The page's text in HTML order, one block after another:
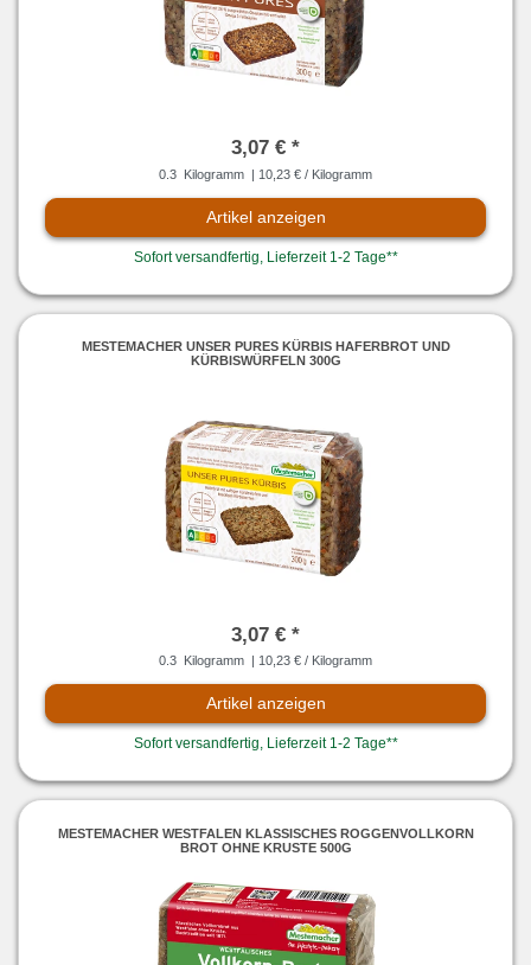
3,07 € *
0.3 Kilogramm | 10,23 € / Kilogramm
Artikel anzeigen
Sofort versandfertig, Lieferzeit 1-2 Tage**
MESTEMACHER UNSER PURES KÜRBIS HAFERBROT UND
KÜRBISWÜRFELN 300G
3,07 € *
0.3 Kilogramm | 10,23 € / Kilogramm
Artikel anzeigen
Sofort versandfertig, Lieferzeit 1-2 Tage**
MESTEMACHER WESTFALEN KLASSISCHES ROGGENVOLLKORN
BROT OHNE KRUSTE 500G